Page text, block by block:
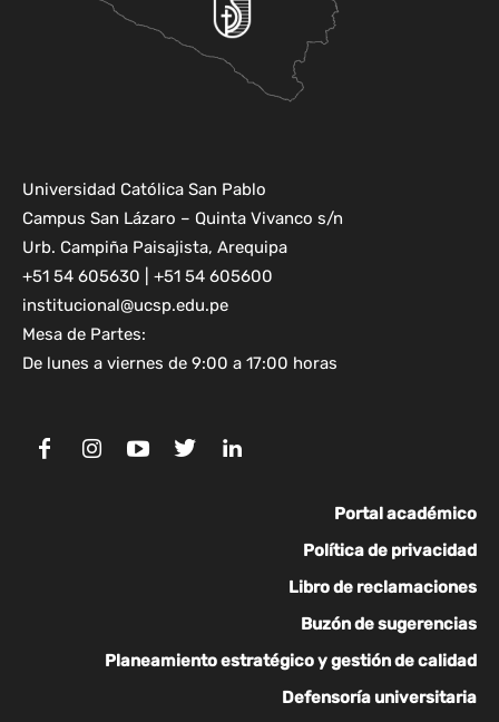
Universidad Católica San Pablo
Campus San Lázaro – Quinta Vivanco s/n
Urb. Campiña Paisajista, Arequipa
+51 54 605630 | +51 54 605600
institucional@ucsp.edu.pe
Mesa de Partes:
De lunes a viernes de 9:00 a 17:00 horas
Portal académico
Política de privacidad
Libro de reclamaciones
Buzón de sugerencias
Planeamiento estratégico y gestión de calidad
Defensoría universitaria